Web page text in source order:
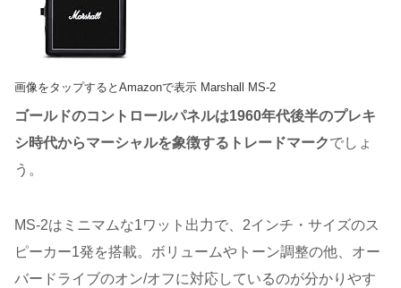
画像をタップするとAmazonで表示 Marshall MS-2
ゴールドのコントロールパネルは1960年代後半のプレキ
シ時代からマーシャルを象徴するトレードマークでしょ
う。
MS-2はミニマムな1ワット出力で、2インチ・サイズのス
ピーカー1発を搭載。ボリュームやトーン調整の他、オー
バードライブのオン/オフに対応しているのが分かりやす